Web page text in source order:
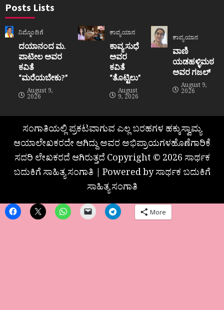
Posts Lists
ನಿಮ್ಮೊಂದಿಗೆ
ದಯಾನಂದ ಮ.
ಪಾಟೀಲ ಅವರ
ಕವಿತೆ
“ಮರೆಯಬೇಕು?”
August 9,
2026
ಕಾವ್ಯಯಾನ
ಕಾವ್ಯ ಸುಧೆ
ಅವರ
ಕವಿತೆ
“ತೊಟ್ಟಿಲು”
August
9, 2026
ಕಾವ್ಯಯಾನ
ವಾಣಿ
ಯಡಹಳ್ಳಿಮಠ
ಅವರ ಗಜಲ್
August 9,
2026
ಸಂಗಾತಿಯಲ್ಲಿ ಪ್ರಕಟವಾಗುವ ಎಲ್ಲ ಬರಹಗಳ ಹಕ್ಕುಸ್ವಾಮ್ಯ
ಆಯಾಲೇಖಕರದೇ ಆಗಿದ್ದು ಅವರ ಅಭಿಪ್ರಾಯಗಳಹೊಣೆಗಾರಿಕೆ
ಸದರಿ ಲೇಖಕರದೆ ಆಗಿರುತ್ತದೆ Copyright © 2026 ಸಾರ್ಥಕ
ಬದುಕಿಗೆ ಸಾಹಿತ್ಯ ಸಂಗಾತಿ | Powered by ಸಾರ್ಥಕ ಬದುಕಿಗೆ
ಸಾಹಿತ್ಯ ಸಂಗಾತಿ
More